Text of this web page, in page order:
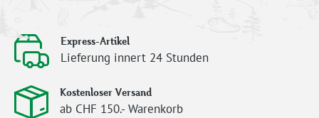
Express-Artikel
Lieferung innert 24 Stunden
Kostenloser Versand
ab CHF 150.- Warenkorb